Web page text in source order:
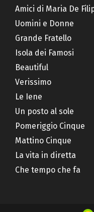
Amici di Maria De
Uomini e Donne
Grande Fratello
Isola dei Famosi
Beautiful
Verissimo
Le Iene
Un posto al sole
Pomeriggio Cinque
Mattino Cinque
La vita in diretta
Che tempo che fa